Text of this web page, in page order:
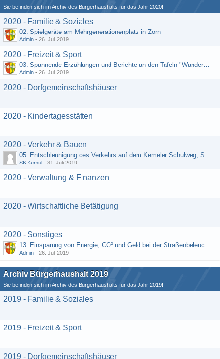
Sie befinden sich im Archiv des Bürgerhaushalts für das Jahr 2020!
2020 - Familie & Soziales
02. Spielgeräte am Mehrgenerationenplatz in Zorn
Admin - 26. Juli 2019
2020 - Freizeit & Sport
03. Spannende Erzählungen und Berichte an den Tafeln "Wandernetz Wisper Trails"
Admin - 26. Juli 2019
2020 - Dorfgemeinschaftshäuser
2020 - Kindertagesstätten
2020 - Verkehr & Bauen
05. Entschleunigung des Verkehrs auf dem Kemeler Schulweg, Straße "Schäfers Resch"
SK Kemel - 31. Juli 2019
2020 - Verwaltung & Finanzen
2020 - Wirtschaftliche Betätigung
2020 - Sonstiges
13. Einsparung von Energie, CO² und Geld bei der Straßenbeleuchtung (Vorschlag von H. Rädiker, Laufenselden)
Admin - 26. Juli 2019
Archiv Bürgerhaushalt 2019
Sie befinden sich im Archiv des Bürgerhaushalts für das Jahr 2019!
2019 - Familie & Soziales
2019 - Freizeit & Sport
2019 - Dorfgemeinschaftshäuser